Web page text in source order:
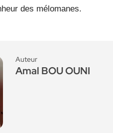
des mélomanes.
Auteur
Amal BOU OUNI